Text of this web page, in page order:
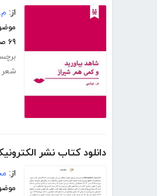
از:
۶۹ صفحه
شعر
دانلود کتاب نشر
از: